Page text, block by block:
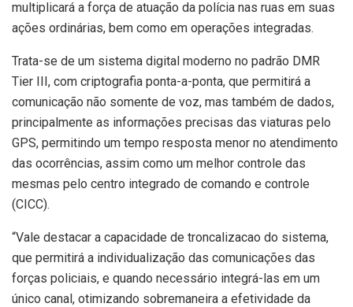
multiplicará a força de atuação da polícia nas ruas em suas
ações ordinárias, bem como em operações integradas.
Trata-se de um sistema digital moderno no padrão DMR
Tier III, com criptografia ponta-a-ponta, que permitirá a
comunicação não somente de voz, mas também de dados,
principalmente as informações precisas das viaturas pelo
GPS, permitindo um tempo resposta menor no atendimento
das ocorrências, assim como um melhor controle das
mesmas pelo centro integrado de comando e controle
(CICC).
“Vale destacar a capacidade de troncalizacao do sistema,
que permitirá a individualização das comunicações das
forças policiais, e quando necessário integrá-las em um
único canal, otimizando sobremaneira a efetividade da